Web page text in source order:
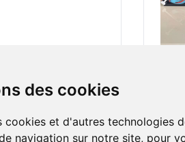
des cookies
cookies et d'autres technologies
navigation sur notre site, pour